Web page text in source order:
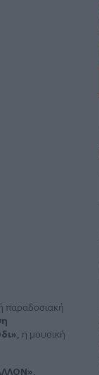
παραδοσιακή
η μουσική